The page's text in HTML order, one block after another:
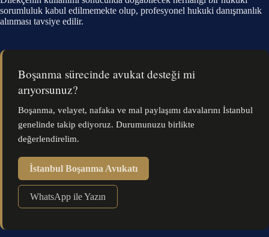
sorumluluk kabul edilmemekte olup, profesyonel hukuki danışmanlık
alınması tavsiye edilir.
Boşanma sürecinde avukat desteği mi
arıyorsunuz?
Boşanma, velayet, nafaka ve mal paylaşımı davalarını İstanbul
genelinde takip ediyoruz. Durumunuzu birlikte
değerlendirelim.
İstanbul Boşanma Avukatı
WhatsApp ile Yazın